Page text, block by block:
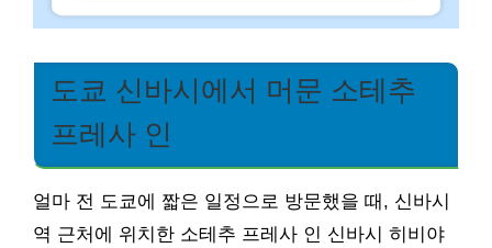
도쿄 신바시에서 머문 소테추
프레사 인
얼마 전 도쿄에 짧은 일정으로 방문했을 때, 신바시
역 근처에 위치한 소테추 프레사 인 신바시 히비야